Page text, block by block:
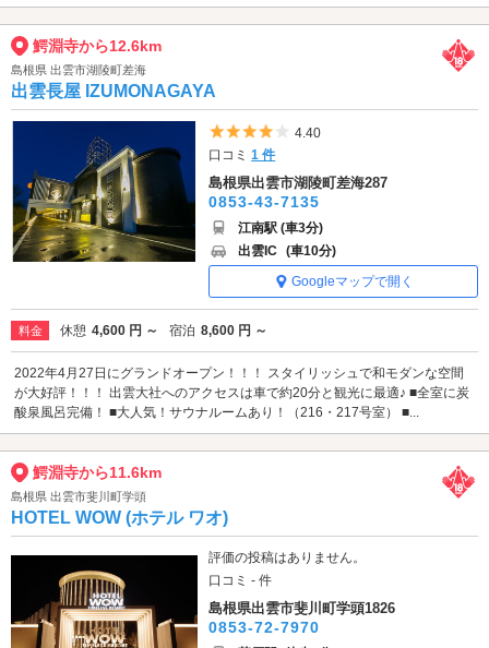
鰐淵寺から12.6km
島根県 出雲市湖陵町差海
出雲長屋 IZUMONAGAYA
5つ星のうち4
4.40
口コミ1 件
島根県出雲市湖陵町差海287
0853-43-7135
江南駅 (車3分)
出雲IC (車10分)
Googleマップで開く
料金 休憩 4,600 円 ～ 宿泊 8,600 円 ～
2022年4月27日にグランドオープン！！！ スタイリッシュで和モダンな空間
が大好評！！！ 出雲大社へのアクセスは車で約20分と観光に最適♪ ■全室に炭
酸泉風呂完備！ ■大人気！サウナルームあり！（216・217号室） ■...
鰐淵寺から11.6km
島根県 出雲市斐川町学頭
HOTEL WOW (ホテル ワオ)
評価の投稿はありません。
口コミ - 件
島根県出雲市斐川町学頭1826
0853-72-7970